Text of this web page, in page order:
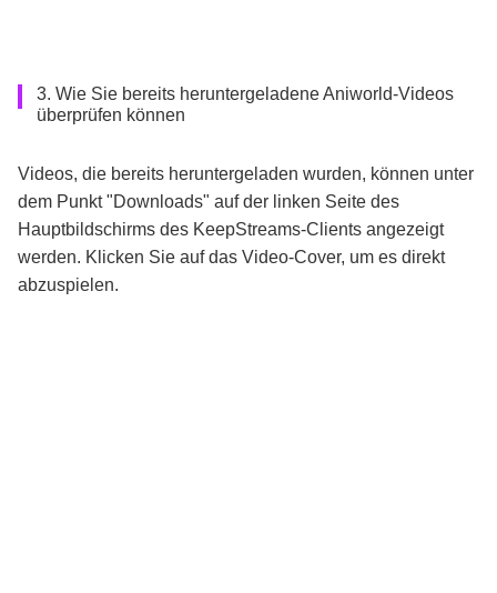
3. Wie Sie bereits heruntergeladene Aniworld-Videos
überprüfen können
Videos, die bereits heruntergeladen wurden, können unter
dem Punkt "Downloads" auf der linken Seite des
Hauptbildschirms des KeepStreams-Clients angezeigt
werden. Klicken Sie auf das Video-Cover, um es direkt
abzuspielen.